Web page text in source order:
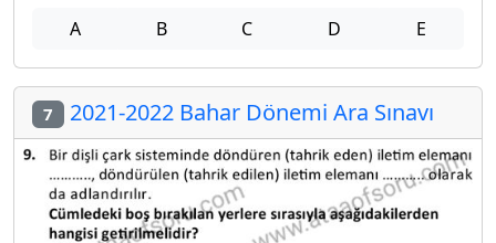
A B C D E
7 2021-2022 Bahar Dönemi Ara Sınavı